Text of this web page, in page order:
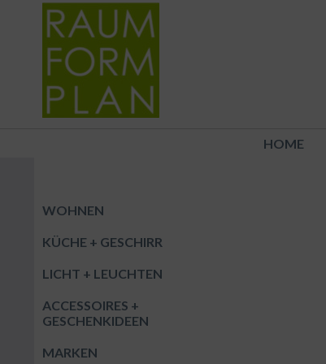
HOME
WOHNEN
KÜCHE + GESCHIRR
LICHT + LEUCHTEN
ACCESSOIRES +
GESCHENKIDEEN
MARKEN